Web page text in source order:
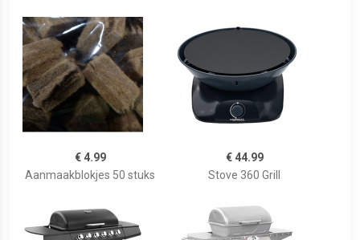
€ 4.99
Aanmaakblokjes 50 stuks
€ 44.99
Stove 360 Grill